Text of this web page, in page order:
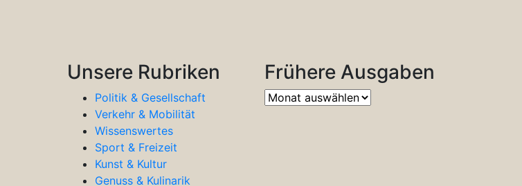
Unsere Rubriken
Politik & Gesellschaft
Verkehr & Mobilität
Wissenswertes
Sport & Freizeit
Kunst & Kultur
Genuss & Kulinarik
Frühere Ausgaben
Frühere